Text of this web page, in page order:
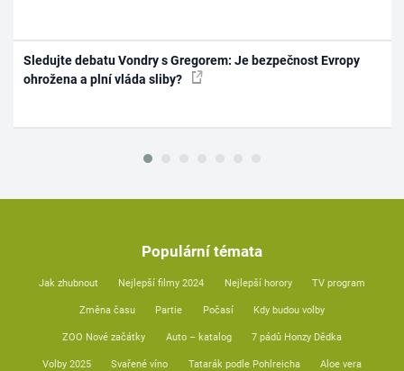
Sledujte debatu Vondry s Gregorem: Je bezpečnost Evropy
ohrožena a plní vláda sliby?
Populární témata
Jak zhubnout Nejlepší filmy 2024 Nejlepší horory TV program
Změna času Partie Počasí Kdy budou volby
ZOO Nové začátky Auto – katalog 7 pádů Honzy Dědka
Volby 2025 Svařené víno Tatarák podle Pohlreicha Aloe vera